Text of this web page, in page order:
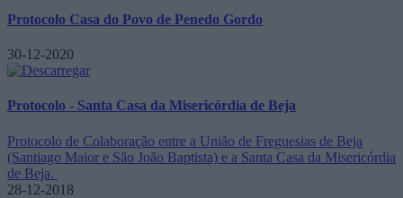
Protocolo Casa do Povo de Penedo Gordo
30-12-2020
Protocolo - Santa Casa da Misericórdia de Beja
Protocolo de Colaboração entre a União de Freguesias de Beja
(Santiago Maior e São João Baptista) e a Santa Casa da Misericórdia
de Beja.
28-12-2018